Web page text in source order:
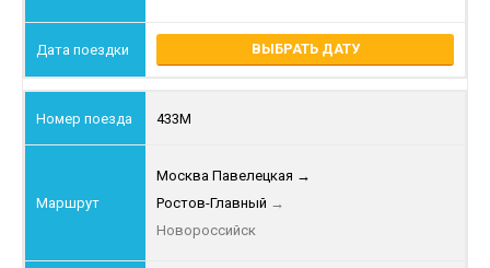
ВЫБРАТЬ ДАТУ
433М
Москва Павелецкая →
Ростов-Главный →
Новороссийск